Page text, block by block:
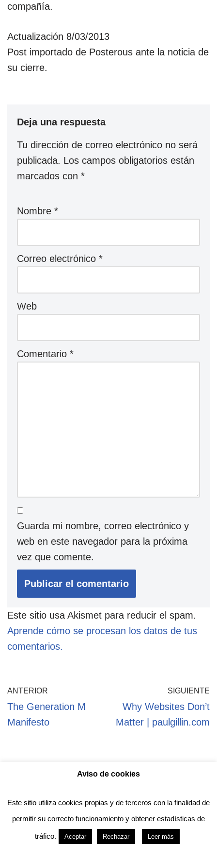
compañía.
Actualización 8/03/2013
Post importado de Posterous ante la noticia de
su cierre.
Deja una respuesta
Tu dirección de correo electrónico no será
publicada. Los campos obligatorios están
marcados con *
Nombre *
Correo electrónico *
Web
Comentario *
Guarda mi nombre, correo electrónico y
web en este navegador para la próxima
vez que comente.
Este sitio usa Akismet para reducir el spam.
Aprende cómo se procesan los datos de tus
comentarios.
ANTERIOR
The Generation M
Manifesto
SIGUIENTE
Why Websites Don’t
Matter | paulgillin.com
Política de Cookies
Anotado funciona gracias a
diseño del tema
Neve
Aviso de cookies
Este sitio utiliza cookies propias y de terceros con la finalidad de
permitir su correcto funcionamiento y obtener estadísticas de
tráfico. Aceptar Rechazar Leer más